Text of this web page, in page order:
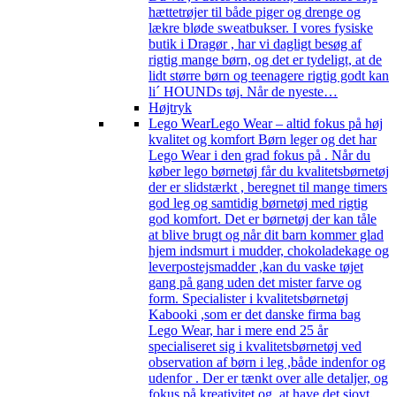
hættetrøjer til både piger og drenge og
lækre bløde sweatbukser. I vores fysiske
butik i Dragør , har vi dagligt besøg af
rigtig mange børn, og det er tydeligt, at de
lidt større børn og teenagere rigtig godt kan
li´ HOUNDs tøj. Når de nyeste…
Højtryk
Lego WearLego Wear – altid fokus på høj
kvalitet og komfort Børn leger og det har
Lego Wear i den grad fokus på . Når du
køber lego børnetøj får du kvalitetsbørnetøj
der er slidstærkt , beregnet til mange timers
god leg og samtidig børnetøj med rigtig
god komfort. Det er børnetøj der kan tåle
at blive brugt og når dit barn kommer glad
hjem indsmurt i mudder, chokoladekage og
leverpostejsmadder ,kan du vaske tøjet
gang på gang uden det mister farve og
form. Specialister i kvalitetsbørnetøj
Kabooki ,som er det danske firma bag
Lego Wear, har i mere end 25 år
specialiseret sig i kvalitetsbørnetøj ved
observation af børn i leg ,både indenfor og
udenfor . Der er tænkt over alle detaljer, og
fokus på kreativitet og at have det sjovt.